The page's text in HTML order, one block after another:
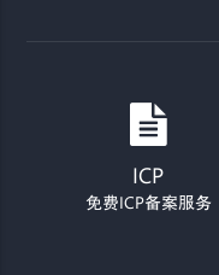
ICP
免费ICP备案服务